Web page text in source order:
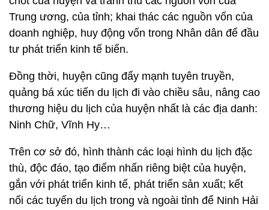
Trung ương, của tỉnh; khai thác các nguồn vốn của
doanh nghiệp, huy động vốn trong Nhân dân để đầu
tư phát triển kinh tế biển.
Đồng thời, huyện cũng đẩy mạnh tuyên truyền,
quảng bá xúc tiến du lịch đi vào chiều sâu, nâng cao
thương hiệu du lịch của huyện nhất là các địa danh:
Ninh Chữ, Vĩnh Hy…
Trên cơ sở đó, hình thành các loại hình du lịch đặc
thù, độc đáo, tạo điểm nhấn riêng biệt của huyện,
gắn với phát triển kinh tế, phát triển sản xuất; kết
nối các tuyến du lịch trong và ngoài tỉnh để Ninh Hải